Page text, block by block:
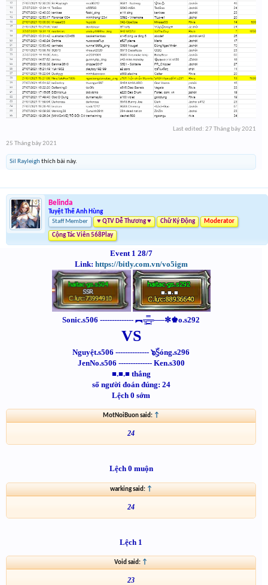
Last edited: 27 Tháng bảy 2021
25 Tháng bảy 2021
Sil Rayleighthích bài này.
Belinda
Tuyệt Thế Anh Hùng
Staff Member
♥ QTV Dễ Thương ♥ Chữ Ký Động Moderator
Cộng Tác Viên 568Play
Event 1 28/7
Link: https://bitly.com.vn/vo5igm
Sonic.s506 -------------- ︻╦̵̵͇̿̿̿̿╤──✼♚o.s292
VS
Nguyệt.s506 -------------- ๖ۣۜSóng.s296
JenNo.s506 -------------- Ken.s300
■.■.■ thắng
số người đoán đúng: 24
Lệch 0 sớm
MotNoiBuon said: ↑
24
Lệch 0 muộn
warking said: ↑
24
Lệch 1
Void said: ↑
23